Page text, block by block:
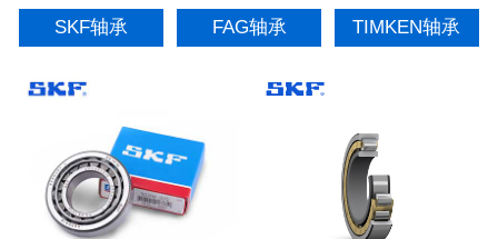
SKF轴承 FAG轴承 TIMKEN轴承